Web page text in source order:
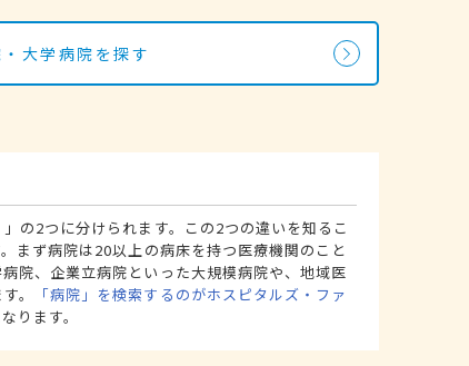
大学病院を探す
の2つに分けられます。この2つの違いを知るこ
まず病院は20以上の病床を持つ医療機関のこと
院、企業立病院といった大規模病院や、地域医
。
「病院」を検索するのがホスピタルズ・ファ
ります。